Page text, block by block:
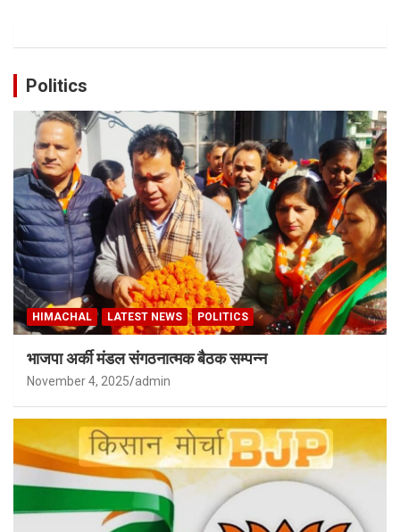
Politics
HIMACHAL LATEST NEWS POLITICS
भाजपा अर्की मंडल संगठनात्मक बैठक सम्पन्न
November 4, 2025 admin